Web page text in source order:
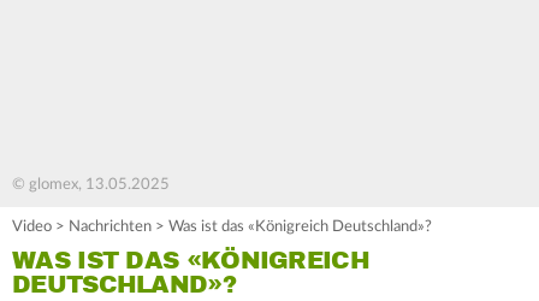
© glomex, 13.05.2025
Video > Nachrichten > Was ist das «Königreich Deutschland»?
WAS IST DAS «KÖNIGREICH
DEUTSCHLAND»?